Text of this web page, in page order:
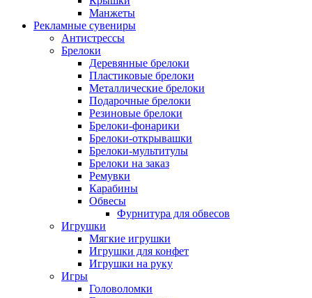
Манжеты
Рекламные сувениры
Антистрессы
Брелоки
Деревянные брелоки
Пластиковые брелоки
Металлические брелоки
Подарочные брелоки
Резиновые брелоки
Брелоки-фонарики
Брелоки-открывашки
Брелоки-мультитулы
Брелоки на заказ
Ремувки
Карабины
Обвесы
Фурнитура для обвесов
Игрушки
Мягкие игрушки
Игрушки для конфет
Игрушки на руку
Игры
Головоломки